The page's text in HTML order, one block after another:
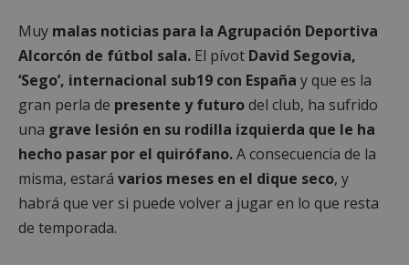
Muy malas noticias para la Agrupación Deportiva
Alcorcón de fútbol sala. El pívot David Segovia,
‘Sego’, internacional sub19 con España y que es la
gran perla de presente y futurodel club, ha sufrido
una grave lesión en su rodilla izquierda que le ha
hecho pasar por el quirófano.A consecuencia de la
misma, estará varios meses en el dique seco, y
habrá que ver si puede volver a jugar en lo que resta
de temporada.